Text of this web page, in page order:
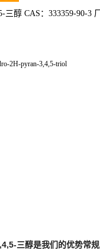
醇 CAS：333359-90-3
2H-pyran-3,4,5-triol
三醇是我们的优势常